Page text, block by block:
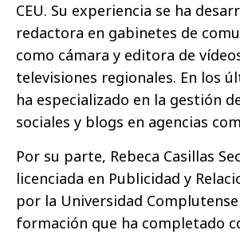
CEU. Su experiencia se ha
redactora en gabinetes de
como cámara y editora de
televisiones regionales. En los
ha especializado en la gestión
sociales y blogs en agencias
Por su parte, Rebeca Casillas
licenciada en Publicidad y
por la Universidad
formación que ha completado